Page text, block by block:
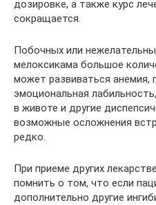
дозировке, а также курс
сокращается.
Побочных или
мелоксикама большое
может развиваться анемия,
эмоциональная
в животе и другие
возможные осложнения
редко.
При приеме других
помнить о том, что если
дополнительно другие